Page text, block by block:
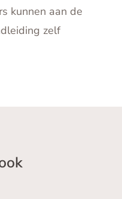
kunnen aan de
zelf